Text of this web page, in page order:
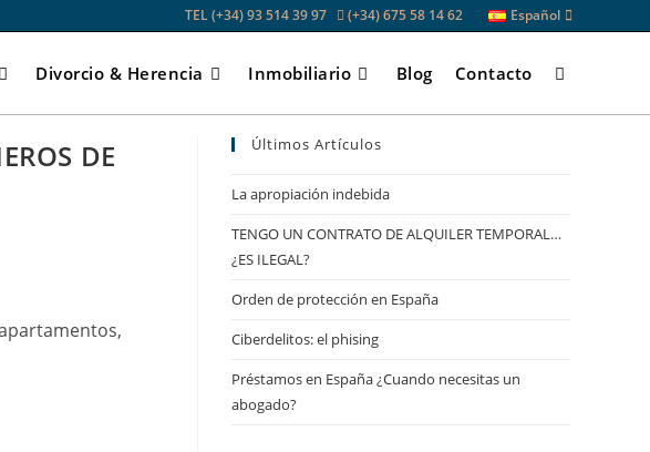
TEL (+34) 93 514 39 97 (+34) 675 58 14 62 Español
Divorcio & Herencia Inmobiliario Blog Contacto Alternar
de
DE
Últimos Artículos
La apropiación indebida
TENGO UN CONTRATO DE ALQUILER TEMPORAL…
¿ES ILEGAL?
Orden de protección en España
Ciberdelitos: el phising
Préstamos en España ¿Cuando necesitas un
abogado?